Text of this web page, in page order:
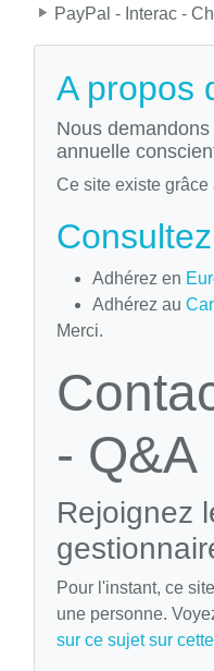
PayPal - Interac -
A propos
Nous
annuelle
Ce site existe
Adhérez en
Adhérez au
Merci.
- Q&A
Rejoignez
Pour l'instant, ce
une personne.
sur ce sujet sur